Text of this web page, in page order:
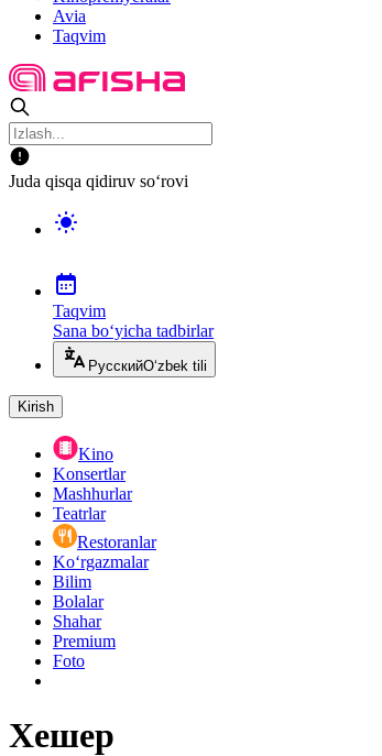
Avia
Taqvim
Juda qisqa qidiruv so‘rovi
Taqvim
Sana bo‘yicha tadbirlar
РусскийO‘zbek tili
Kirish
Kino
Konsertlar
Mashhurlar
Teatrlar
Restoranlar
Ko‘rgazmalar
Bilim
Bolalar
Shahar
Premium
Foto
Хешер